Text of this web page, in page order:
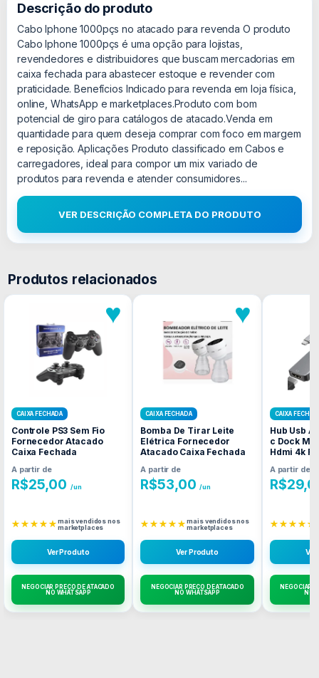
Descrição do produto
Cabo Iphone 1000pçs no atacado para revenda O produto
Cabo Iphone 1000pçs é uma opção para lojistas,
revendedores e distribuidores que buscam mercadorias em
caixa fechada para abastecer estoque e revender com
praticidade. Benefícios Indicado para revenda em loja física,
online, WhatsApp e marketplaces.Produto com bom
potencial de giro para catálogos de atacado.Venda em
quantidade para quem deseja comprar com foco em margem
e reposição. Aplicações Produto classificado em Cabos e
carregadores, ideal para compor um mix variado de
produtos para revenda e atender consumidores...
VER DESCRIÇÃO COMPLETA DO PRODUTO
Produtos relacionados
♥
CAIXA FECHADA
Controle PS3 Sem Fio
Fornecedor Atacado
Caixa Fechada
A partir de
R$25,00 /un
★★★★★mais vendidos nos
marketplaces
Ver Produto
NEGOCIAR PREÇO DE ATACADO
NO WHATSAPP
♥
CAIXA FECHADA
Bomba De Tirar Leite
Elétrica Fornecedor
Atacado Caixa Fechada
A partir de
R$53,00 /un
★★★★★mais vendidos nos
marketplaces
Ver Produto
NEGOCIAR PREÇO DE ATACADO
NO WHATSAPP
CAIXA
Hub Usb
c Dock
Hdmi 4k
A partir de
R$
★★★★★
NEGOCIAR
NO